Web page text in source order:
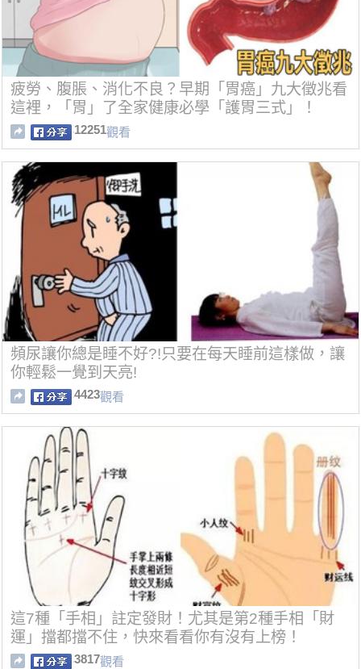
疲勞、腹脹、消化不良？早期「胃癌」九大徵兆看
這裡，「胃」了全家健康必學「護胃三式」！
12251觀看
頻尿讓你總是睡不好?!只要在每天睡前這樣做，讓
你輕鬆一覺到天亮!
4423觀看
這7種「手相」註定發財！尤其是第2種手相「財
運」擋都擋不住，快來看看你有沒有上榜！
3817觀看